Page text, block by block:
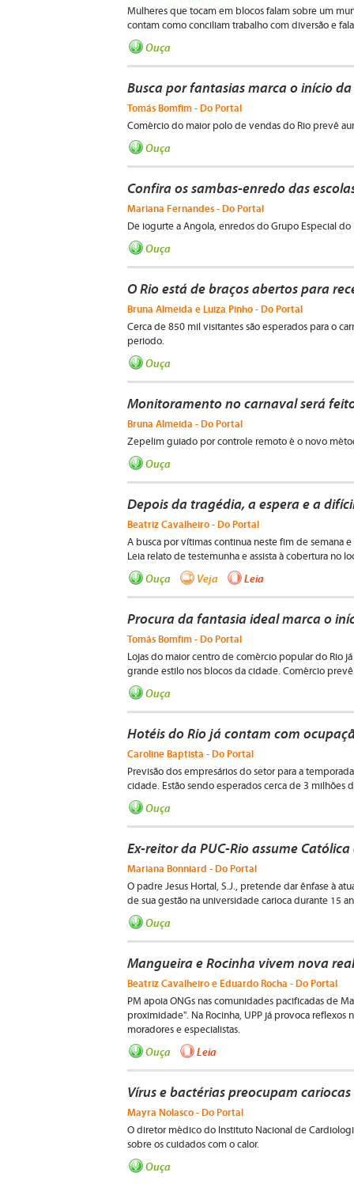
Mulheres que tocam em blocos falam sobre um
contam como conciliam trabalho com diversão e
Ouça
Busca por fantasias marca o início
Tomás Bomfim - Do Portal
Comércio do maior polo de vendas do Rio prevê
Ouça
Confira os sambas-enredo das
Mariana Fernandes - Do Portal
De iogurte a Angola, enredos do Grupo Especial
Ouça
O Rio está de braços abertos para
Bruna Almeida e Luiza Pinho - Do Portal
Cerca de 850 mil visitantes são esperados para o
periodo.
Ouça
Monitoramento no carnaval será
Bruna Almeida - Do Portal
Zepelim guiado por controle remoto é o novo
Ouça
Depois da tragédia, a espera e a
Beatriz Cavalheiro - Do Portal
A busca por vítimas continua neste fim de semana
Leia relato de testemunha e assista à cobertura no
Ouça Veja Leia
Procura da fantasia ideal marca o
Tomás Bomfim - Do Portal
Lojas do maior centro de comércio popular do Rio
grande estilo nos blocos da cidade. Comércio
Ouça
Hotéis do Rio já contam com
Caroline Baptista - Do Portal
Previsão dos empresários do setor para a
cidade. Estão sendo esperados cerca de 3 milhões
Ouça
Ex-reitor da PUC-Rio assume
Mariana Bonniard - Do Portal
O padre Jesus Hortal, S.J., pretende dar ênfase à
de sua gestão na universidade carioca durante 15
Ouça
Mangueira e Rocinha vivem nova
Beatriz Cavalheiro e Eduardo Rocha - Do Portal
PM apoia ONGs nas comunidades pacificadas de
proximidade". Na Rocinha, UPP já provoca
moradores e especialistas.
Ouça Leia
Vírus e bactérias preocupam
Mayra Nolasco - Do Portal
O diretor médico do Instituto Nacional de
sobre os cuidados com o calor.
Ouça